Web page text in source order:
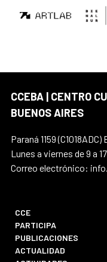
CCEBA | CENTRO
BUENOS AIRES
Paraná 1159
Lunes a viernes de 9 a
Correo electrónico:
CCE
PARTICIPA
PUBLICACIONES
ACTUALIDAD